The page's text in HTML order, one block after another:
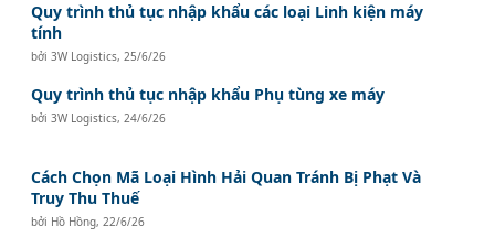
Quy trình thủ tục nhập khẩu các loại Linh kiện máy
tính
bởi3W Logistics,25/6/26
Quy trình thủ tục nhập khẩu Phụ tùng xe máy
bởi3W Logistics,24/6/26
Cách Chọn Mã Loại Hình Hải Quan Tránh Bị Phạt Và
Truy Thu Thuế
bởi Hồ Hồng,22/6/26